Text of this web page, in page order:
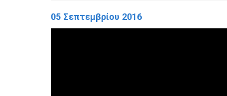
05 Σεπτεμβρίου 2016